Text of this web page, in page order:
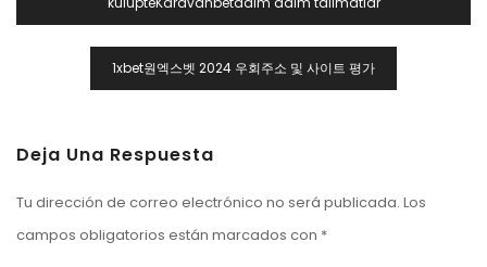
Entradas
1xbet원엑스벳 2024 우회주소 및 사이트 평가
Deja Una Respuesta
Tu dirección de correo electrónico no será publicada. Los
campos obligatorios están marcados con *